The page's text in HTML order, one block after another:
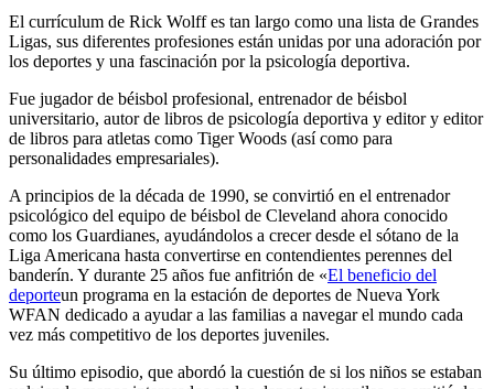
El currículum de Rick Wolff es tan largo como una lista de Grandes
Ligas, sus diferentes profesiones están unidas por una adoración por
los deportes y una fascinación por la psicología deportiva.
Fue jugador de béisbol profesional, entrenador de béisbol
universitario, autor de libros de psicología deportiva y editor y editor
de libros para atletas como Tiger Woods (así como para
personalidades empresariales).
A principios de la década de 1990, se convirtió en el entrenador
psicológico del equipo de béisbol de Cleveland ahora conocido
como los Guardianes, ayudándolos a crecer desde el sótano de la
Liga Americana hasta convertirse en contendientes perennes del
banderín. Y durante 25 años fue anfitrión de «El beneficio del
deporteun programa en la estación de deportes de Nueva York
WFAN dedicado a ayudar a las familias a navegar el mundo cada
vez más competitivo de los deportes juveniles.
Su último episodio, que abordó la cuestión de si los niños se estaban